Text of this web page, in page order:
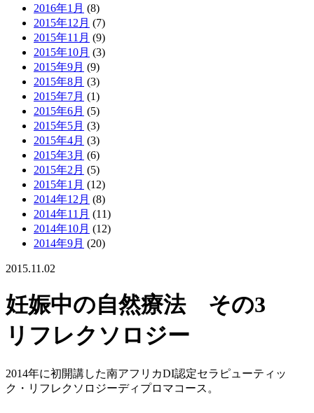
2016年1月 (8)
2015年12月 (7)
2015年11月 (9)
2015年10月 (3)
2015年9月 (9)
2015年8月 (3)
2015年7月 (1)
2015年6月 (5)
2015年5月 (3)
2015年4月 (3)
2015年3月 (6)
2015年2月 (5)
2015年1月 (12)
2014年12月 (8)
2014年11月 (11)
2014年10月 (12)
2014年9月 (20)
2015.11.02
妊娠中の自然療法 その3
リフレクソロジー
2014年に初開講した南アフリカDI認定セラピューティッ
ク・リフレクソロジーディプロマコース。